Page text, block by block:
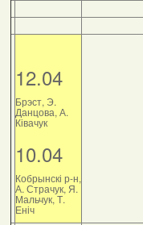
12.04
Брэст, Э.
Данцова, А.
Ківачук
10.04
Кобрынскі р-н,
А. Страчук, Я.
Мальчук, Т.
Еніч